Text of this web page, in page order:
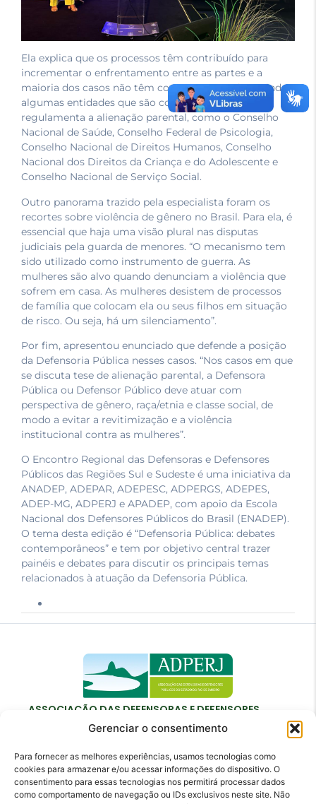
Gerenciar o consentimento
Para fornecer as melhores experiências, usamos tecnologias como
cookies para armazenar e/ou acessar informações do dispositivo. O
consentimento para essas tecnologias nos permitirá processar dados
como comportamento de navegação ou IDs exclusivos neste site. Não
Ela explica que os processos têm contribuído para
incrementar o enfrentamento entre as partes e a
maioria dos casos não têm comprovação. Citou ainda
algumas entidades que são contra o projeto que
regulamenta a alienação parental, como o Conselho
Nacional de Saúde, Conselho Federal de Psicologia,
Conselho Nacional de Direitos Humanos, Conselho
Nacional dos Direitos da Criança e do Adolescente e
Conselho Nacional de Serviço Social.
Outro panorama trazido pela especialista foram os
recortes sobre violência de gênero no Brasil. Para ela, é
essencial que haja uma visão plural nas disputas
judiciais pela guarda de menores. “O mecanismo tem
sido utilizado como instrumento de guerra. As
mulheres são alvo quando denunciam a violência que
sofrem em casa. As mulheres desistem de processos
de família que colocam ela ou seus filhos em situação
de risco. Ou seja, há um silenciamento”.
Por fim, apresentou enunciado que defende a posição
da Defensoria Pública nesses casos. “Nos casos em que
se discuta tese de alienação parental, a Defensora
Pública ou Defensor Público deve atuar com
perspectiva de gênero, raça/etnia e classe social, de
modo a evitar a revitimização e a violência
institucional contra as mulheres”.
O Encontro Regional das Defensoras e Defensores
Públicos das Regiões Sul e Sudeste é uma iniciativa da
ANADEP, ADEPAR, ADEPESC, ADPERGS, ADEPES,
ADEP-MG, ADPERJ e APADEP, com apoio da Escola
Nacional dos Defensores Públicos do Brasil (ENADEP).
O tema desta edição é “Defensoria Pública: debates
contemporâneos” e tem por objetivo central trazer
painéis e debates para discutir os principais temas
relacionados à atuação da Defensoria Pública.
ASSOCIAÇÃO DAS DEFENSORAS E DEFENSORES
PÚBLICOS DO ESTADO DO RIO DE JANEIRO